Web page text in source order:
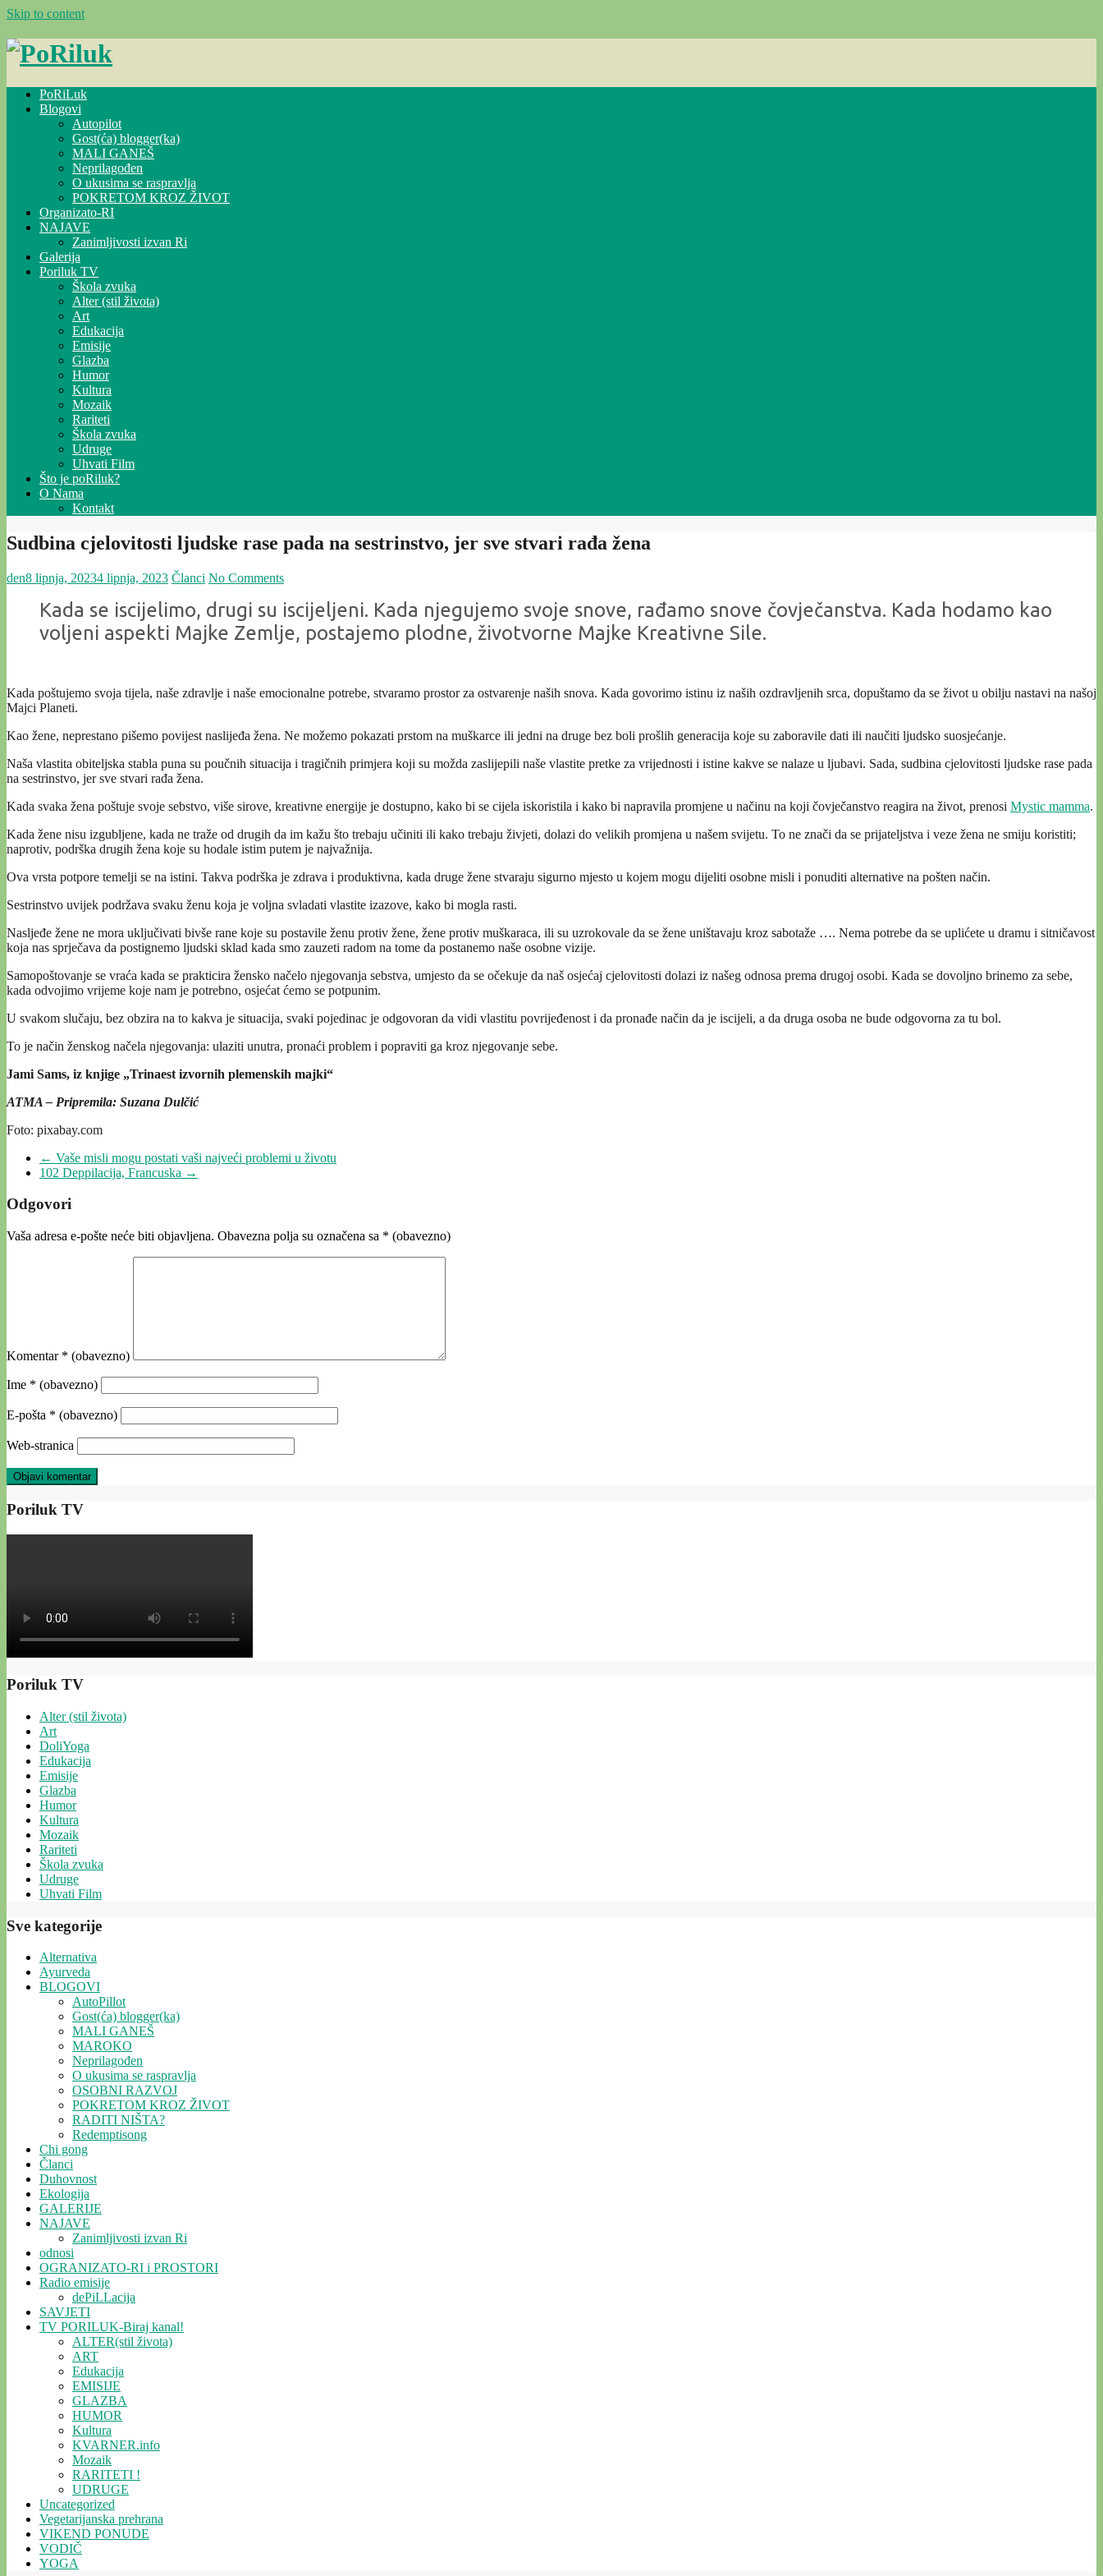
Skip to content
PoRiLuk
Blogovi
Autopilot
Gost(ća) blogger(ka)
MALI GANEŠ
Neprilagođen
O ukusima se raspravlja
POKRETOM KROZ ŽIVOT
Organizato-RI
NAJAVE
Zanimljivosti izvan Ri
Galerija
Poriluk TV
Škola zvuka
Alter (stil života)
Art
Edukacija
Emisije
Glazba
Humor
Kultura
Mozaik
Rariteti
Škola zvuka
Udruge
Uhvati Film
Što je poRiluk?
O Nama
Kontakt
Sudbina cjelovitosti ljudske rase pada na sestrinstvo, jer sve stvari rađa žena
den8 lipnja, 20234 lipnja, 2023 Članci No Comments
Kada se iscijelimo, drugi su iscijeljeni. Kada njegujemo svoje snove, rađamo snove čovječanstva. Kada hodamo kao
voljeni aspekti Majke Zemlje, postajemo plodne, životvorne Majke Kreativne Sile.
Kada poštujemo svoja tijela, naše zdravlje i naše emocionalne potrebe, stvaramo prostor za ostvarenje naših snova. Kada govorimo istinu iz naših ozdravljenih srca, dopuštamo da se život u obilju nastavi na našoj
Majci Planeti.
Kao žene, neprestano pišemo povijest naslijeđa žena. Ne možemo pokazati prstom na muškarce ili jedni na druge bez boli prošlih generacija koje su zaboravile dati ili naučiti ljudsko suosjećanje.
Naša vlastita obiteljska stabla puna su poučnih situacija i tragičnih primjera koji su možda zaslijepili naše vlastite pretke za vrijednosti i istine kakve se nalaze u ljubavi. Sada, sudbina cjelovitosti ljudske rase pada
na sestrinstvo, jer sve stvari rađa žena.
Kada svaka žena poštuje svoje sebstvo, više sirove, kreativne energije je dostupno, kako bi se cijela iskoristila i kako bi napravila promjene u načinu na koji čovječanstvo reagira na život, prenosi Mystic mamma.
Kada žene nisu izgubljene, kada ne traže od drugih da im kažu što trebaju učiniti ili kako trebaju živjeti, dolazi do velikih promjena u našem svijetu. To ne znači da se prijateljstva i veze žena ne smiju koristiti;
naprotiv, podrška drugih žena koje su hodale istim putem je najvažnija.
Ova vrsta potpore temelji se na istini. Takva podrška je zdrava i produktivna, kada druge žene stvaraju sigurno mjesto u kojem mogu dijeliti osobne misli i ponuditi alternative na pošten način.
Sestrinstvo uvijek podržava svaku ženu koja je voljna svladati vlastite izazove, kako bi mogla rasti.
Nasljeđe žene ne mora uključivati ​​bivše rane koje su postavile ženu protiv žene, žene protiv muškaraca, ili su uzrokovale da se žene uništavaju kroz sabotaže …. Nema potrebe da se uplićete u dramu i sitničavost
koja nas sprječava da postignemo ljudski sklad kada smo zauzeti radom na tome da postanemo naše osobne vizije.
Samopoštovanje se vraća kada se prakticira žensko načelo njegovanja sebstva, umjesto da se očekuje da naš osjećaj cjelovitosti dolazi iz našeg odnosa prema drugoj osobi. Kada se dovoljno brinemo za sebe,
kada odvojimo vrijeme koje nam je potrebno, osjećat ćemo se potpunim.
U svakom slučaju, bez obzira na to kakva je situacija, svaki pojedinac je odgovoran da vidi vlastitu povrijeđenost i da pronađe način da je iscijeli, a da druga osoba ne bude odgovorna za tu bol.
To je način ženskog načela njegovanja: ulaziti unutra, pronaći problem i popraviti ga kroz njegovanje sebe.
Jami Sams, iz knjige „Trinaest izvornih plemenskih majki“
ATMA – Pripremila: Suzana Dulčić
Foto: pixabay.com
← Vaše misli mogu postati vaši najveći problemi u životu
102 Deppilacija, Francuska →
Odgovori
Vaša adresa e-pošte neće biti objavljena. Obavezna polja su označena sa * (obavezno)
Komentar * (obavezno)
Ime * (obavezno)
E-pošta * (obavezno)
Web-stranica
Poriluk TV
Poriluk TV
Alter (stil života)
Art
DoliYoga
Edukacija
Emisije
Glazba
Humor
Kultura
Mozaik
Rariteti
Škola zvuka
Udruge
Uhvati Film
Sve kategorije
Alternativa
Ayurveda
BLOGOVI
AutoPillot
Gost(ća) blogger(ka)
MALI GANEŠ
MAROKO
Neprilagođen
O ukusima se raspravlja
OSOBNI RAZVOJ
POKRETOM KROZ ŽIVOT
RADITI NIŠTA?
Redemptisong
Chi gong
Članci
Duhovnost
Ekologija
GALERIJE
NAJAVE
Zanimljivosti izvan Ri
odnosi
OGRANIZATO-RI i PROSTORI
Radio emisije
dePiLLacija
SAVJETI
TV PORILUK-Biraj kanal!
ALTER(stil života)
ART
Edukacija
EMISIJE
GLAZBA
HUMOR
Kultura
KVARNER.info
Mozaik
RARITETI !
UDRUGE
Uncategorized
Vegetarijanska prehrana
VIKEND PONUDE
VODIČ
YOGA